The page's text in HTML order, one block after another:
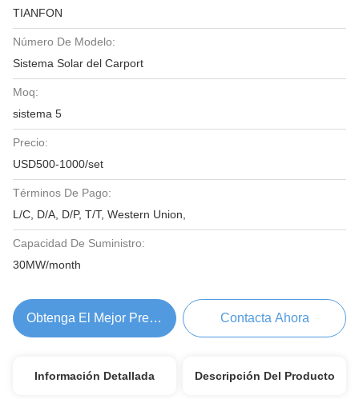
TIANFON
Número De Modelo:
Sistema Solar del Carport
Moq:
sistema 5
Precio:
USD500-1000/set
Términos De Pago:
L/C, D/A, D/P, T/T, Western Union,
Capacidad De Suministro:
30MW/month
Obtenga El Mejor Precio Contacta Ahora
Información Detallada Descripción Del Producto